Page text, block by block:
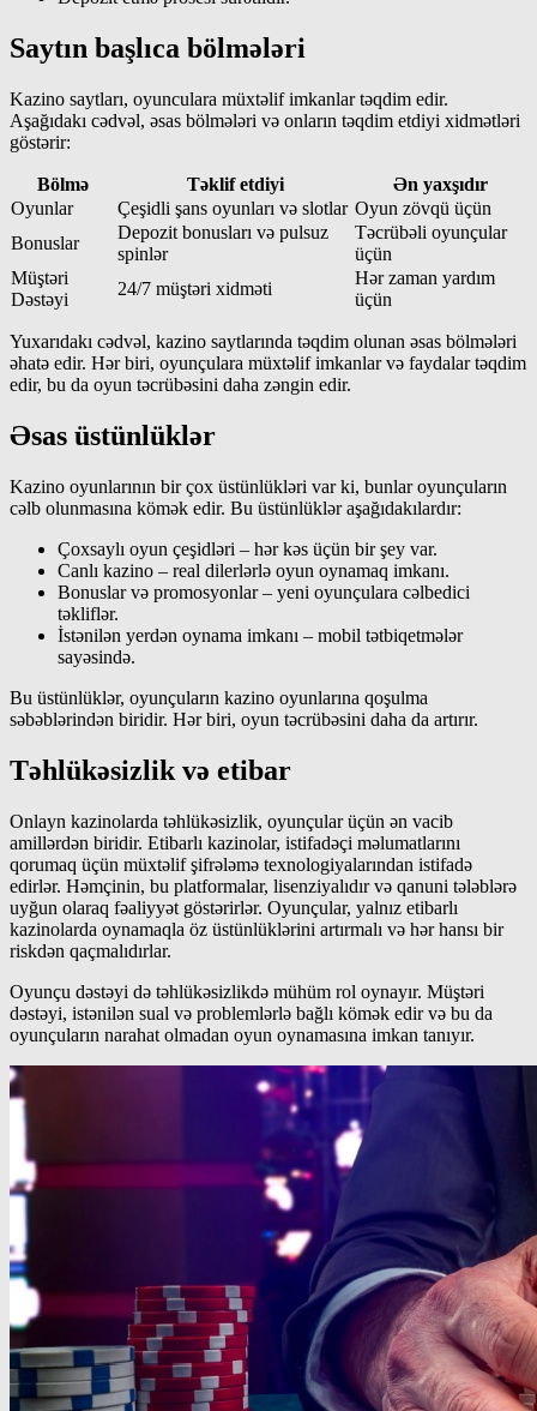
Saytın başlıca bölmələri
Kazino saytları, oyunculara müxtəlif imkanlar təqdim edir.
Aşağıdakı cədvəl, əsas bölmələri və onların təqdim etdiyi xidmətləri
göstərir:
Bölmə Təklif etdiyi
Ən yaxşıdır
Oyunlar
Çeşidli şans oyunları və slotlar Oyun zövqü üçün
Bonuslar
Depozit bonusları və pulsuz
spinlər
Təcrübəli oyunçular
üçün
Müştəri
Dəstəyi
24/7 müştəri xidməti
Hər zaman yardım
üçün
Yuxarıdakı cədvəl, kazino saytlarında təqdim olunan əsas bölmələri
əhatə edir. Hər biri, oyunçulara müxtəlif imkanlar və faydalar təqdim
edir, bu da oyun təcrübəsini daha zəngin edir.
Əsas üstünlüklər
Kazino oyunlarının bir çox üstünlükləri var ki, bunlar oyunçuların
cəlb olunmasına kömək edir. Bu üstünlüklər aşağıdakılardır:
Çoxsaylı oyun çeşidləri – hər kəs üçün bir şey var.
Canlı kazino – real dilerlərlə oyun oynamaq imkanı.
Bonuslar və promosyonlar – yeni oyunçulara cəlbedici
təkliflər.
İstənilən yerdən oynama imkanı – mobil tətbiqetmələr
sayəsində.
Bu üstünlüklər, oyunçuların kazino oyunlarına qoşulma
səbəblərindən biridir. Hər biri, oyun təcrübəsini daha da artırır.
Təhlükəsizlik və etibar
Onlayn kazinolarda təhlükəsizlik, oyunçular üçün ən vacib
amillərdən biridir. Etibarlı kazinolar, istifadəçi məlumatlarını
qorumaq üçün müxtəlif şifrələmə texnologiyalarından istifadə
edirlər. Həmçinin, bu platformalar, lisenziyalıdır və qanuni tələblərə
uyğun olaraq fəaliyyət göstərirlər. Oyunçular, yalnız etibarlı
kazinolarda oynamaqla öz üstünlüklərini artırmalı və hər hansı bir
riskdən qaçmalıdırlar.
Oyunçu dəstəyi də təhlükəsizlikdə mühüm rol oynayır. Müştəri
dəstəyi, istənilən sual və problemlərlə bağlı kömək edir və bu da
oyunçuların narahat olmadan oyun oynamasına imkan tanıyır.